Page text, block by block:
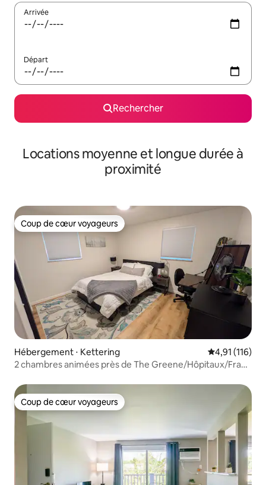
Arrivée
Départ
Rechercher
Locations moyenne et longue durée à
proximité
Coup de cœur voyageurs
Coup de cœur voyageurs
Hébergement ⋅ Kettering Évaluation
4,91 (116)
2 chambres animées près de The Greene/Hôpitaux/Fraze
Coup de cœur voyageurs
Coup de cœur voyageurs